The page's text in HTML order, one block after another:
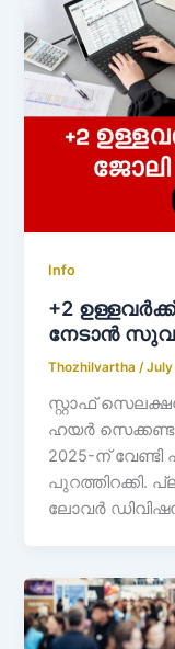
Info
+2
നേടാൻ
Thozhilvartha/July
സ്റ്റാഫ്
ഹയർ
2025-ന്
പുറത്തിറക്കി.
ലോവർ